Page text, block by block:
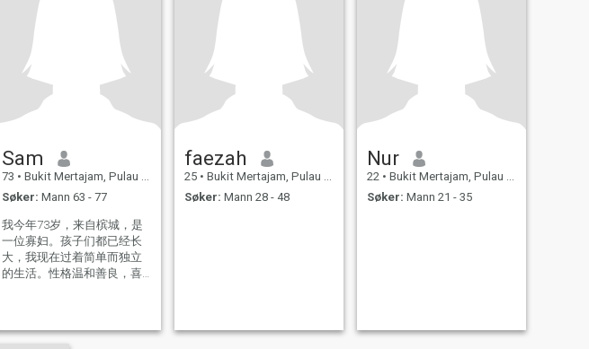
Sam
73 • Bukit Mertajam, Pulau Pinang, Malaysia
Søker: Mann 63 - 77
我今年73岁，来自槟城，是
一位寡妇。孩子们都已经长
大，我现在过着简单而独立
的生活。性格温和善良，喜
特别放松与快乐。
faezah
25 • Bukit Mertajam, Pulau Pinang, Malaysia
Søker: Mann 28 - 48
Nur
22 • Bukit Mertajam, Pulau Pinang, Malaysia
Søker: Mann 21 - 35